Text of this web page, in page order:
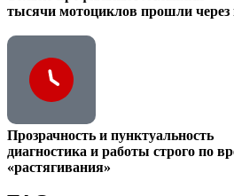
тысячи мотоциклов прошли
Прозрачность и пунктуальность
диагностика и работы строго по
«растягивания»